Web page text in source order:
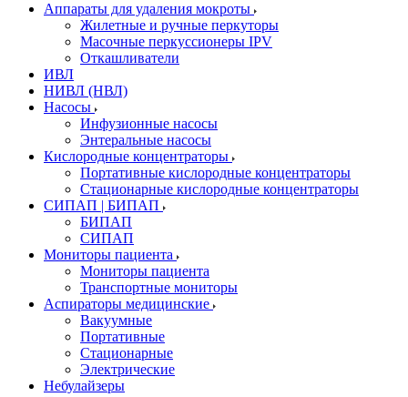
Аппараты для удаления мокроты
Жилетные и ручные перкуторы
Масочные перкуссионеры IPV
Откашливатели
ИВЛ
НИВЛ (НВЛ)
Насосы
Инфузионные насосы
Энтеральные насосы
Кислородные концентраторы
Портативные кислородные концентраторы
Стационарные кислородные концентраторы
СИПАП | БИПАП
БИПАП
СИПАП
Мониторы пациента
Мониторы пациента
Транспортные мониторы
Аспираторы медицинские
Вакуумные
Портативные
Стационарные
Электрические
Небулайзеры